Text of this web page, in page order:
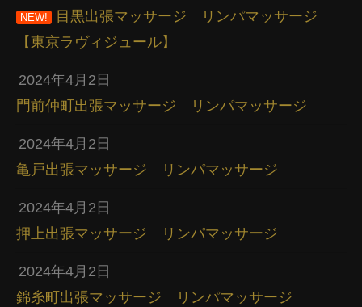
NEW! 目黒出張マッサージ リンパマッサージ
【東京ラヴィジュール】
2024年4月2日
門前仲町出張マッサージ リンパマッサージ
2024年4月2日
亀戸出張マッサージ リンパマッサージ
2024年4月2日
押上出張マッサージ リンパマッサージ
2024年4月2日
錦糸町出張マッサージ リンパマッサージ